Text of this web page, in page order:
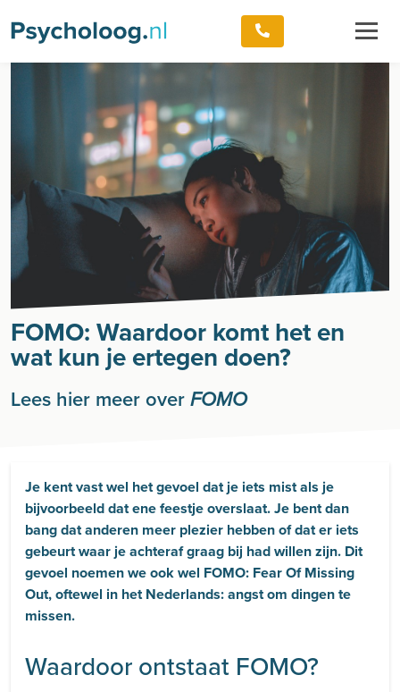
FOMO: Waardoor komt het en
wat kun je ertegen doen?
Lees hier meer over FOMO
Je kent vast wel het gevoel dat je iets mist als je
bijvoorbeeld dat ene feestje overslaat. Je bent dan
bang dat anderen meer plezier hebben of dat er iets
gebeurt waar je achteraf graag bij had willen zijn. Dit
gevoel noemen we ook wel FOMO: Fear Of Missing
Out, oftewel in het Nederlands: angst om dingen te
missen.
Waardoor ontstaat FOMO?